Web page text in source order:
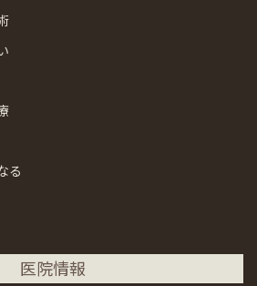
る
医院情報